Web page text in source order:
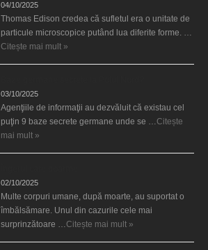
04/10/2025
Thomas Edison credea că sufletul era o unitate de
particule microscopice putând lua diferite forme. …
Citește mai mult »
03/10/2025
Agenţiile de informaţii au dezvăluit că existau cel
puţin 9 baze secrete germane unde se …Citește
mai mult »
02/10/2025
Multe corpuri umane, după moarte, au suportat o
îmbălsămare. Unul din cazurile cele mai
surprinzătoare …Citește mai mult »